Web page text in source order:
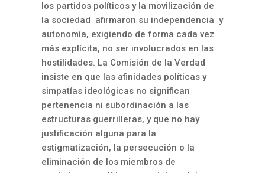
los partidos políticos y la movilización de
la sociedad afirmaron su independencia y
autonomía, exigiendo de forma cada vez
más explícita, no ser involucrados en las
hostilidades. La Comisión de la Verdad
insiste en que las afinidades políticas y
simpatías ideológicas no significan
pertenencia ni subordinación a las
estructuras guerrilleras, y que no hay
justificación alguna para la
estigmatización, la persecución o la
eliminación de los miembros de